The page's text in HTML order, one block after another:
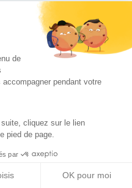
de
pendant votre
cliquez sur le lien
pied de page.
par
OK pour moi
de se rassurer avant de
de se renseigner sur ses
qui en
pas à consulter sesanciens
informations sur la fiche
inscrits sur